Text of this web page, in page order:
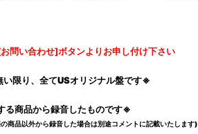
問い合わせ]ボタンよりお申し付け下さい
限り、全てUSオリジナル盤です※
る商品から録音したものです※
商品以外から録音した場合は別途コメントに記載いたします)